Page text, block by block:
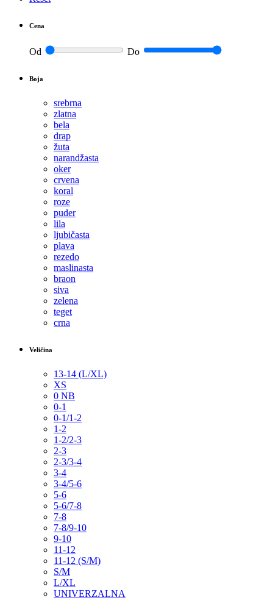
Cena
Od Do
Boja
srebrna
zlatna
bela
drap
žuta
narandžasta
oker
crvena
koral
roze
puder
lila
ljubičasta
plava
rezedo
maslinasta
braon
siva
zelena
teget
crna
Veličina
13-14 (L/XL)
XS
0 NB
0-1
0-1/1-2
1-2
1-2/2-3
2-3
2-3/3-4
3-4
3-4/5-6
5-6
5-6/7-8
7-8
7-8/9-10
9-10
11-12
11-12 (S/M)
S/M
L/XL
UNIVERZALNA